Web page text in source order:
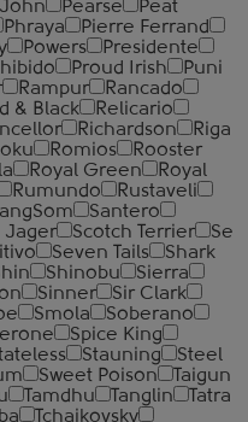
Pearse
Peat
Phraya
Pierre Ferrand
Powers
Presidente
Proud Irish
Puni
Rampur
Rancado
& Black
Relicario
Richardson
Riga
Romios
Rooster
Royal Green
Royal
Rumundo
Rustaveli
Santero
Jager Scotch Terrier
Se
Seven Tails
Shark
Shinobu
Sierra
Sinner
Sir Clark
Smola
Soberano
Spice King
Stauning
Steel
Sweet Poison
Taigun
Tamdhu Tanglin
Tatra
Tchaikovsky